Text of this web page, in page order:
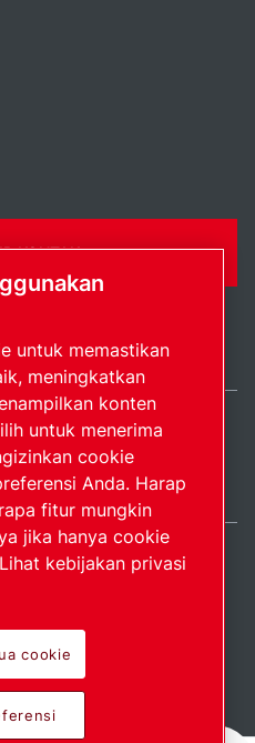
KONTAK
© 2026 Hak Cipta.
/ IN
untuk memastikan
meningkatkan
konten
untuk menerima
cookie
Anda. Harap
fitur mungkin
jika hanya cookie
Lihat kebijakan privasi
cookie